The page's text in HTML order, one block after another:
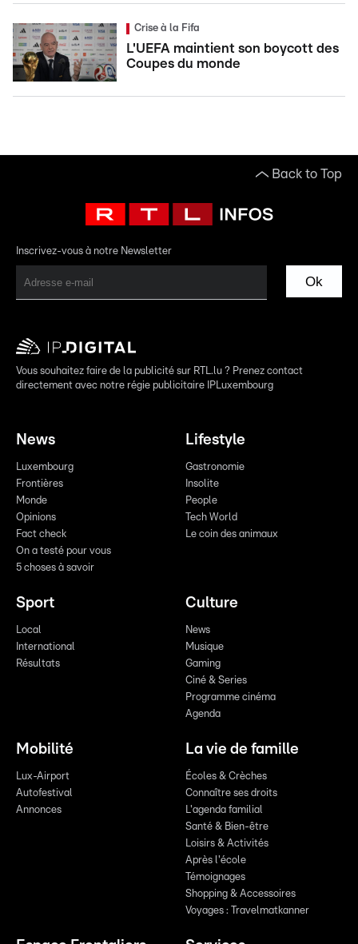
Crise à la Fifa
L'UEFA maintient son boycott des
Coupes du monde
Back to Top
Inscrivez-vous à notre Newsletter
Ok
Vous souhaitez faire de la publicité sur RTL.lu ? Prenez contact
directement avec notre régie publicitaire IPLuxembourg
News
Luxembourg
Frontières
Monde
Opinions
Fact check
On a testé pour vous
5 choses à savoir
Lifestyle
Gastronomie
Insolite
People
Tech World
Le coin des animaux
Sport
Local
International
Résultats
Culture
News
Musique
Gaming
Ciné & Series
Programme cinéma
Agenda
Mobilité
Lux-Airport
Autofestival
Annonces
La vie de famille
Écoles & Crèches
Connaître ses droits
L'agenda familial
Santé & Bien-être
Loisirs & Activités
Après l'école
Témoignages
Shopping & Accessoires
Voyages : Travelmatkanner